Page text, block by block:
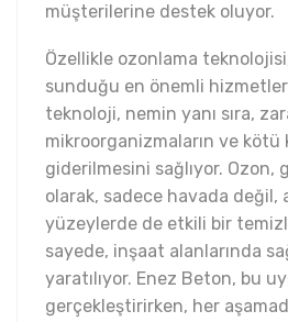
müşterilerine destek oluyor.
Özellikle ozonlama
sunduğu en önemli
teknoloji, nemin yanı sıra,
mikroorganizmaların ve kötü
giderilmesini sağlıyor. Ozon,
olarak, sadece havada değil,
yüzeylerde de etkili bir
sayede, inşaat alanlarında
yaratılıyor. Enez Beton, bu
gerçekleştirirken, her